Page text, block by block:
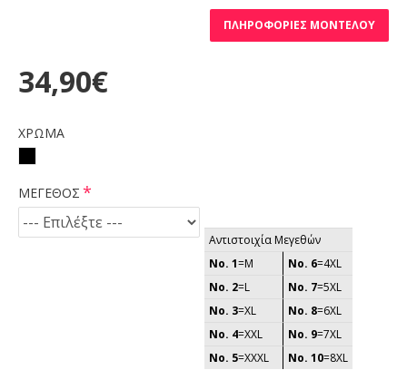
ΠΛΗΡΟΦΟΡΊΕΣ ΜΟΝΤΈΛΟΥ
34,90€
ΧΡΩΜΑ
ΜΕΓΕΘΟΣ
Αντιστοιχία Μεγεθών
No. 1=M No. 6=4XL
No. 2=L No. 7=5XL
No. 3=XL No. 8=6XL
No. 4=XXL No. 9=7XL
No. 5=XXXL No. 10=8XL